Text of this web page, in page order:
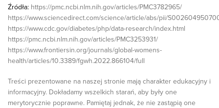
Źródła: https://pmc.ncbi.nlm.nih.gov/articles/PMC3782965/
https://www.sciencedirect.com/science/article/abs/pii/
https://www.cdc.gov/diabetes/php/data-research/index.html
https://pmc.ncbi.nlm.nih.gov/articles/PMC3253931/
https://www.frontiersin.org/journals/global-womens-
health/articles/10.3389/fgwh.2022.866104/full
Treści prezentowane na naszej stronie mają charakter edukacyjny i
informacyjny. Dokładamy wszelkich starań, aby były one
merytorycznie poprawne. Pamiętaj jednak, że nie zastąpią one